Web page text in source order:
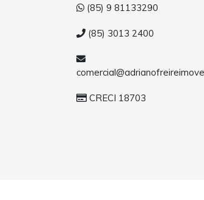
(85) 9 81133290
(85) 3013 2400
CRECI 18703